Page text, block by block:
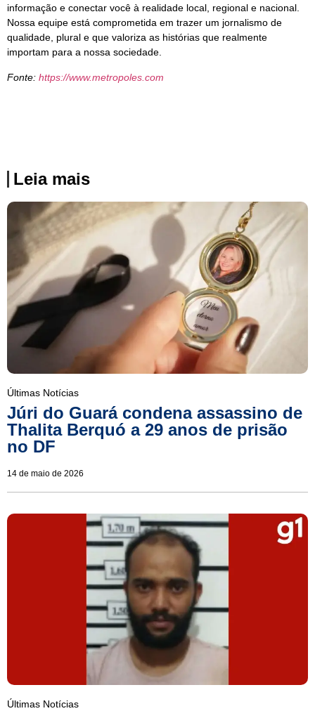
informação e conectar você à realidade local, regional e nacional.
Nossa equipe está comprometida em trazer um jornalismo de
qualidade, plural e que valoriza as histórias que realmente
importam para a nossa sociedade.
Fonte: https://www.metropoles.com
Leia mais
Últimas Notícias
Júri do Guará condena assassino de
Thalita Berquó a 29 anos de prisão
no DF
14 de maio de 2026
Últimas Notícias